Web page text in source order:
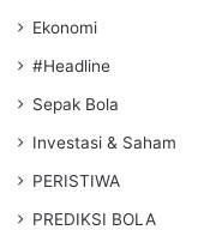
Ekonomi
#Headline
Sepak Bola
Investasi & Saham
PERISTIWA
PREDIKSI BOLA